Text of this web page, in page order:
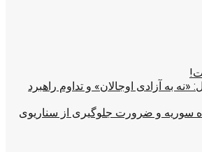
«نه به آزادی اوجالان» و تداوم راهبرد
سوریه و ضرورت جلوگیری از سناریوی